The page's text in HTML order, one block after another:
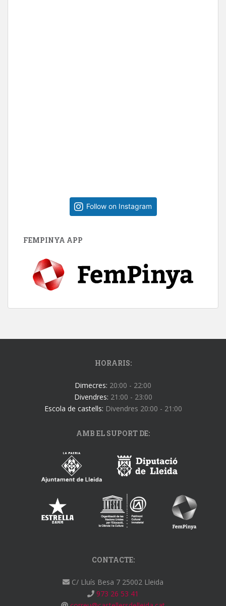
Follow on Instagram
FEMPINYA APP
HORARIS:
Dimecres: 20:00 - 22:00
Divendres: 21:00 - 23:00
Escola de castells: Divendres 20:00 - 21:00
AMB EL SUPORT DE:
CONTACTE:
C/ Lluís Besa 7 25002 Lleida
973 26 53 41